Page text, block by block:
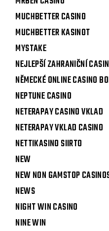
MUCHBETTER CASINO
MUCHBETTER KASINOT
MYSTAKE
NEJLEPŠÍ ZAHRANIČNÍ
NĚMECKÉ ONLINE CASINO
NEPTUNE CASINO
NETERAPAY CASINO VKLAD
NETERAPAY VKLAD CASINO
NETTIKASINO SIIRTO
NEW
NEW NON GAMSTOP
NEWS
NIGHT WIN CASINO
NINE WIN